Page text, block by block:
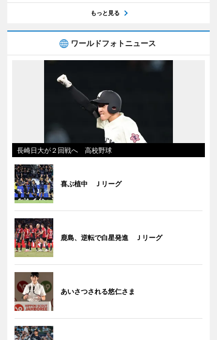
もっと見る
ワールドフォトニュース
長崎日大が２回戦へ 高校野球
喜ぶ植中 Ｊリーグ
鹿島、逆転で白星発進 Ｊリーグ
あいさつされる悠仁さま